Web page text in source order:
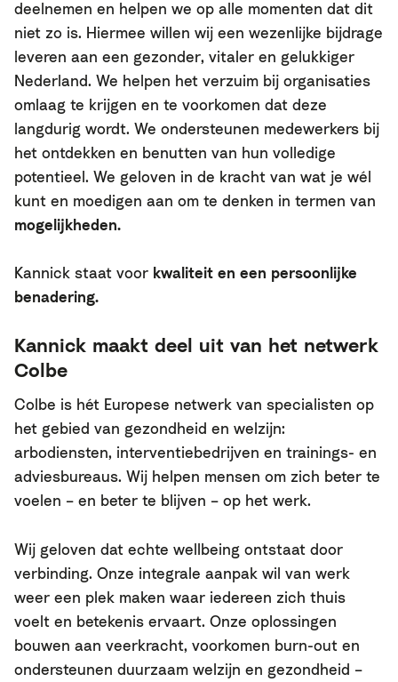
deelnemen en helpen we op alle momenten dat dit
niet zo is. Hiermee willen wij een wezenlijke bijdrage
leveren aan een gezonder, vitaler en gelukkiger
Nederland. We helpen het verzuim bij organisaties
omlaag te krijgen en te voorkomen dat deze
langdurig wordt. We ondersteunen medewerkers bij
het ontdekken en benutten van hun volledige
potentieel. We geloven in de kracht van wat je wél
kunt en moedigen aan om te denken in termen van
mogelijkheden.
Kannick staat voor kwaliteit en een persoonlijke
benadering.
Kannick maakt deel uit van het netwerk
Colbe
Colbe is hét Europese netwerk van specialisten op
het gebied van gezondheid en welzijn:
arbodiensten, interventiebedrijven en trainings- en
adviesbureaus. Wij helpen mensen om zich beter te
voelen – en beter te blijven – op het werk.
Wij geloven dat echte wellbeing ontstaat door
verbinding. Onze integrale aanpak wil van werk
weer een plek maken waar iedereen zich thuis
voelt en betekenis ervaart. Onze oplossingen
bouwen aan veerkracht, voorkomen burn-out en
ondersteunen duurzaam welzijn en gezondheid –